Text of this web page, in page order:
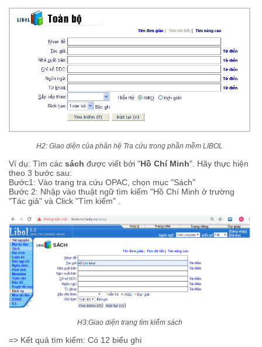
H2: Giao diện của phân hệ Tra cứu trong phần mềm LIBOL
Ví dụ: Tìm các sách được viết bởi "Hồ Chí Minh". Hãy thực hiện
theo 3 bước sau:
Bước1: Vào trang tra cứu OPAC, chọn mục "Sách"
Bước 2: Nhập vào thuật ngữ tìm kiếm "Hồ Chí Minh ở trường
"Tác giả" và Click "Tìm kiếm" .
H3:Giao diện trang tìm kiếm sách
=> Kết quả tìm kiếm: Có 12 biểu ghi